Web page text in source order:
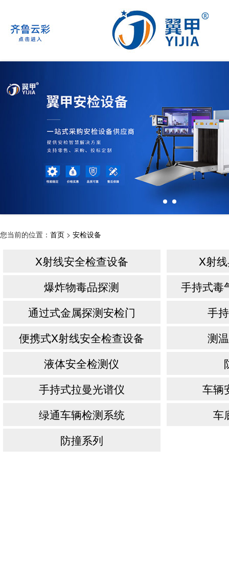
您当前的位置： 首页 > 安检设备
X射线安全检查设备
X射
爆炸物毒品探测
手持式毒
通过式金属探测安检门
手
便携式X射线安全检查设备
测
液体安全检测仪
手持式拉曼光谱仪
车辆
绿通车辆检测系统
车
防撞系列